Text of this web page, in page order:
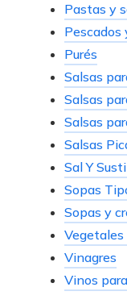
Pastas y
Pescados
Purés
Salsas
Salsas
Salsas
Salsas
Sal Y
Sopas
Sopas y
Vinagres
Vinos